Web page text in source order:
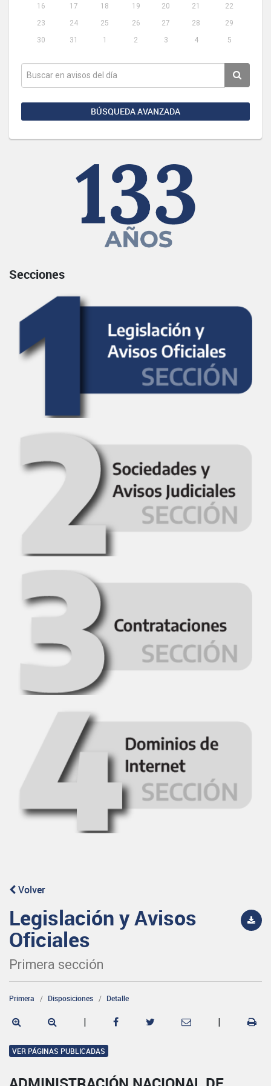
16
17 18 19 20 21
22
23
24 25 26 27 28
29
30
31 1 2 3 4 5
BÚSQUEDA AVANZADA
Secciones
Volver
Legislación y Avisos
Oficiales
Primera sección
Primera Disposiciones Detalle
| |
VER PÁGINAS PUBLICADAS